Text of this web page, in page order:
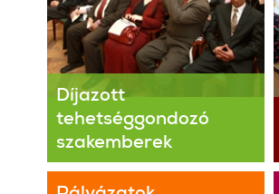
Díjazott
tehetséggondozó
szakemberek